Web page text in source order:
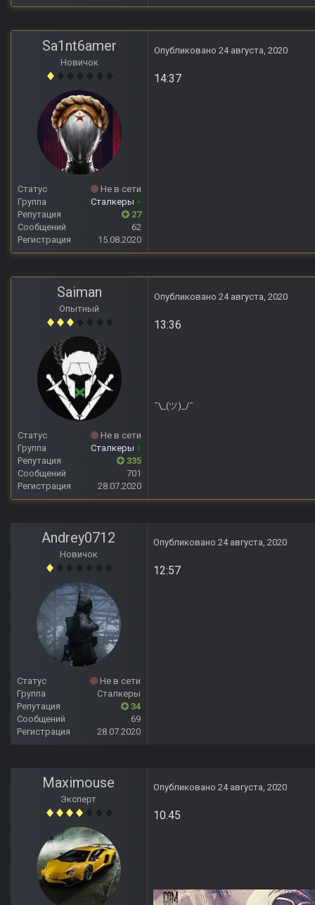
Sa1nt6amer
Новичок
Статус
Не в сети
Группа
Сталкеры +
Репутация
27
Сообщений
62
Регистрация
15.08.2020
Опубликовано 24 августа, 2020
14:37
Saiman
Опытный
Статус
Не в сети
Группа
Сталкеры +
Репутация
335
Сообщений
701
Регистрация
28.07.2020
Опубликовано 24 августа, 2020
13:36
¯\_(ツ)_/¯
Andrey0712
Новичок
Статус
Не в сети
Группа
Сталкеры
Репутация
34
Сообщений
69
Регистрация
28.07.2020
Опубликовано 24 августа, 2020
12:57
Maximouse
Эксперт
Опубликовано 24 августа, 2020
10.45